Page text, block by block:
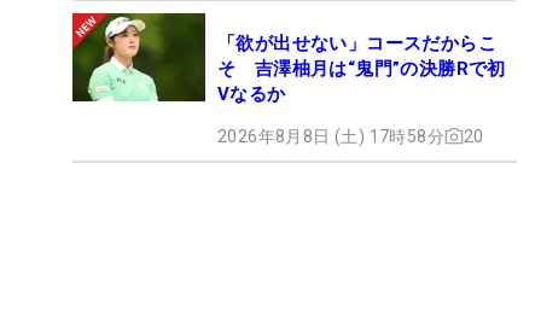
「欲が出せない」コースだからこ
そ 吉澤柚月は“鬼門”の決勝Rで初
Vなるか
2026年8月8日 (土) 17時58分 20